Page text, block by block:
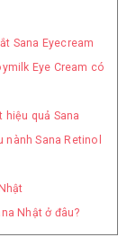
Sana Eyecream
Eye Cream có
hiệu quả Sana
Sana Retinol
Nhật ở đâu?